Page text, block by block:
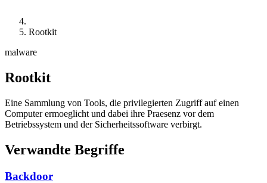
Rootkit
malware
Rootkit
Eine Sammlung von Tools, die privilegierten Zugriff auf einen
Computer ermoeglicht und dabei ihre Praesenz vor dem
Betriebssystem und der Sicherheitssoftware verbirgt.
Verwandte Begriffe
Backdoor